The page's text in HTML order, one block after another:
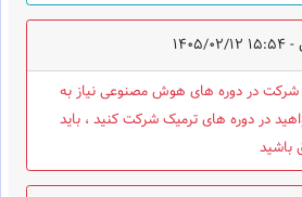
-
1405/02/12 15:54
شرکت در دوره های هوش مصنوعی نیاز به
در دوره های ترمیک شرکت کنید ، باید
باشید